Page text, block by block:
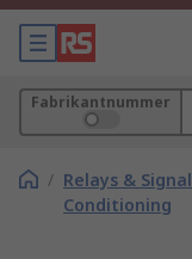
Fabrikantnummer
/ Relays & Signal
Conditioning